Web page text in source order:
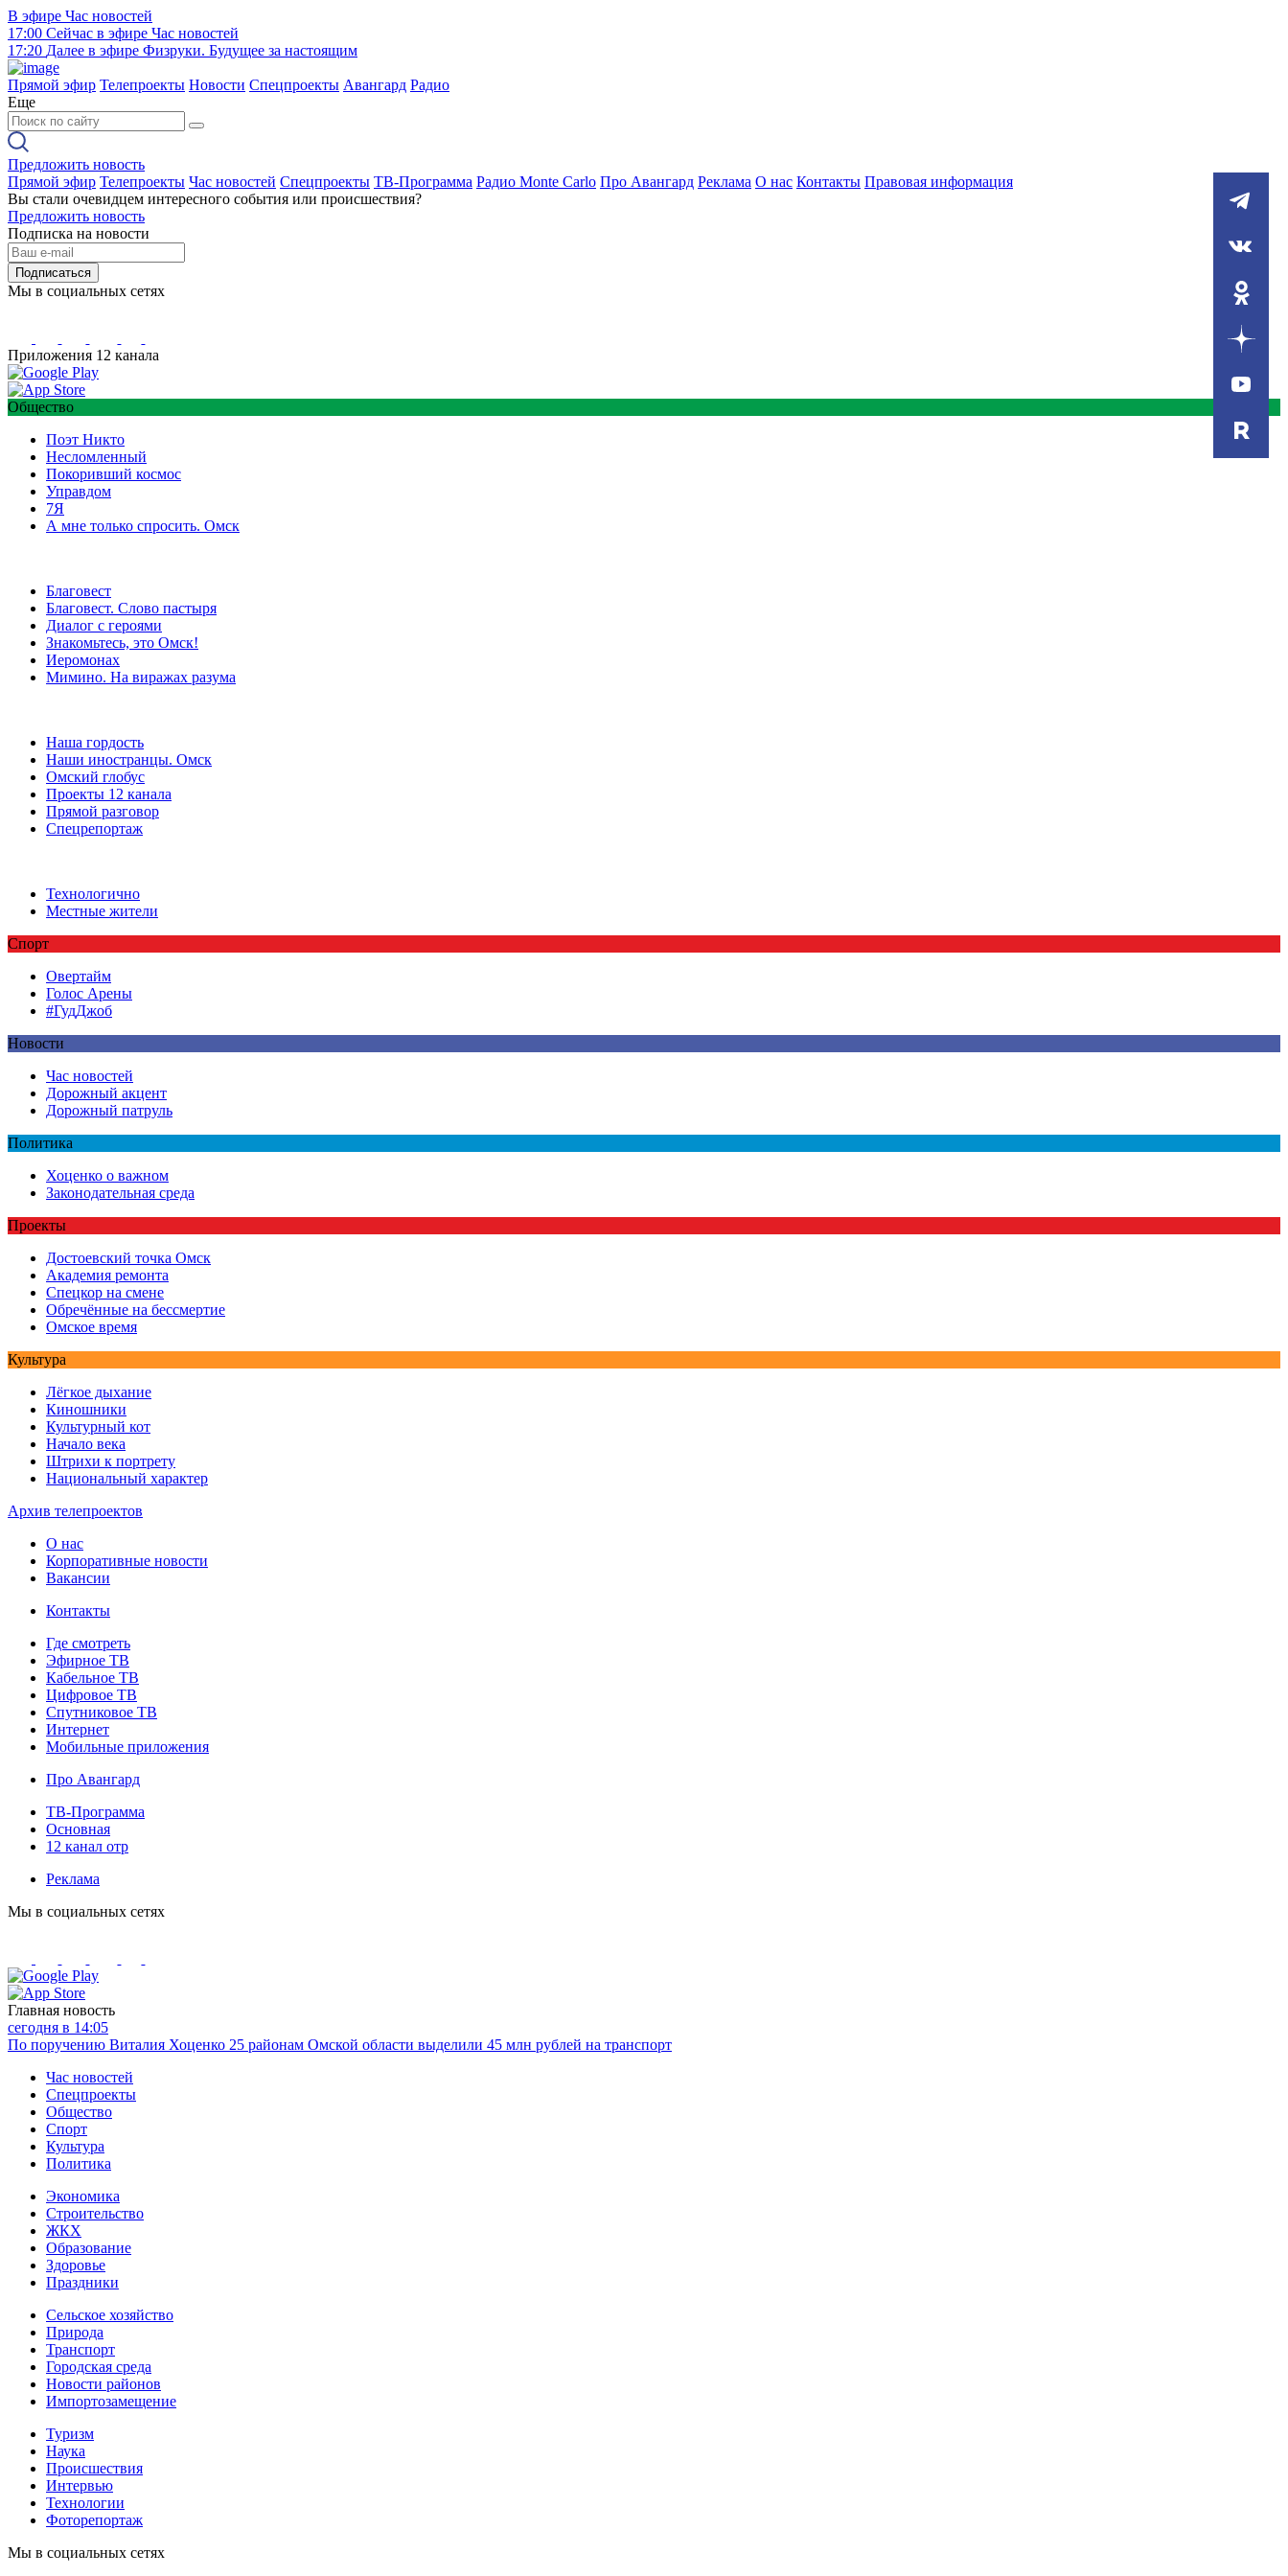
В эфире Час новостей
17:00 Сейчас в эфире Час новостей
17:20 Далее в эфире Физруки. Будущее за настоящим
Прямой эфир Телепроекты Новости Спецпроекты Авангард Радио
Еще
Предложить новость
Прямой эфир Телепроекты Час новостей Спецпроекты ТВ-Программа Радио Monte Carlo Про Авангард Реклама О нас Контакты Правовая информация
Вы стали очевидцем интересного события или происшествия?
Предложить новость
Подписка на новости
Подписаться
Мы в социальных сетях
Приложения 12 канала
Общество
Поэт Никто
Несломленный
Покоривший космос
Управдом
7Я
А мне только спросить. Омск
Благовест
Благовест. Слово пастыря
Диалог с героями
Знакомьтесь, это Омск!
Иеромонах
Мимино. На виражах разума
Наша гордость
Наши иностранцы. Омск
Омский глобус
Проекты 12 канала
Прямой разговор
Спецрепортаж
Технологично
Местные жители
Спорт
Овертайм
Голос Арены
#ГудДжоб
Новости
Час новостей
Дорожный акцент
Дорожный патруль
Политика
Хоценко о важном
Законодательная среда
Проекты
Достоевский точка Омск
Академия ремонта
Спецкор на смене
Обречённые на бессмертие
Омское время
Культура
Лёгкое дыхание
Киношники
Культурный кот
Начало века
Штрихи к портрету
Национальный характер
Архив телепроектов
О нас
Корпоративные новости
Вакансии
Контакты
Где смотреть
Эфирное ТВ
Кабельное ТВ
Цифровое ТВ
Спутниковое ТВ
Интернет
Мобильные приложения
Про Авангард
ТВ-Программа
Основная
12 канал отр
Реклама
Мы в социальных сетях
Главная новость
сегодня в 14:05
По поручению Виталия Хоценко 25 районам Омской области выделили 45 млн рублей на транспорт
Час новостей
Спецпроекты
Общество
Спорт
Культура
Политика
Экономика
Строительство
ЖКХ
Образование
Здоровье
Праздники
Сельское хозяйство
Природа
Транспорт
Городская среда
Новости районов
Импортозамещение
Туризм
Наука
Происшествия
Интервью
Технологии
Фоторепортаж
Мы в социальных сетях